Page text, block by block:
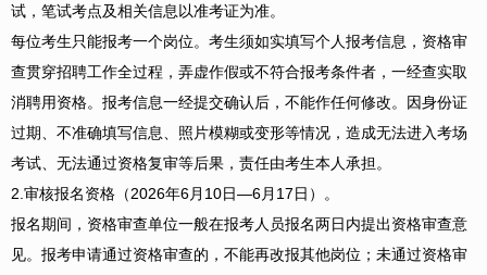
试，笔试考点及相关信息以准考证为准。
每位考生只能报考一个岗位。考生须如实填写个人报考信息，资格审
查贯穿招聘工作全过程，弄虚作假或不符合报考条件者，一经查实取
消聘用资格。报考信息一经提交确认后，不能作任何修改。因身份证
过期、不准确填写信息、照片模糊或变形等情况，造成无法进入考场
考试、无法通过资格复审等后果，责任由考生本人承担。
2.审核报名资格（2026年6月10日—6月17日）。
报名期间，资格审查单位一般在报考人员报名两日内提出资格审查意
见。报考申请通过资格审查的，不能再改报其他岗位；未通过资格审